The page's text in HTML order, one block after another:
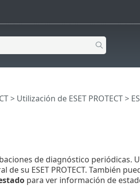
> Utilización de ESET PROTECT>
de diagnóstico periódicas.
de su ESET PROTECT. También
para ver información de